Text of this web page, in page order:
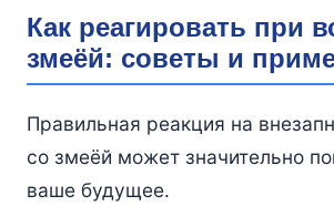
Как реагировать при
змеёй: советы и
Правильная реакция на
со змеёй может значительно
ваше будущее.